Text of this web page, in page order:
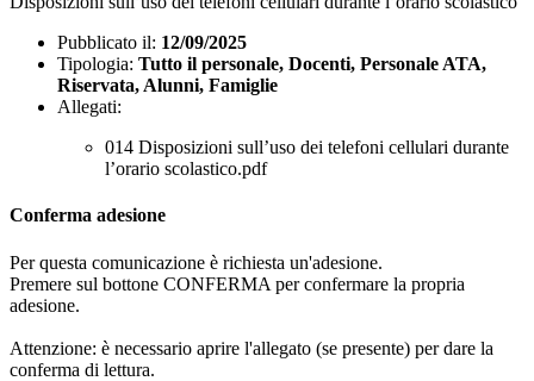
Pubblicato il: 12/09/2025
Tipologia: Tutto il personale, Docenti, Personale ATA,
Riservata, Alunni, Famiglie
Allegati:
014 Disposizioni sull’uso dei telefoni cellulari durante
l’orario scolastico.pdf
Conferma adesione
Per questa comunicazione è richiesta un'adesione.
Premere sul bottone CONFERMA per confermare la propria
adesione.
Attenzione: è necessario aprire l'allegato (se presente) per dare la
conferma di lettura.